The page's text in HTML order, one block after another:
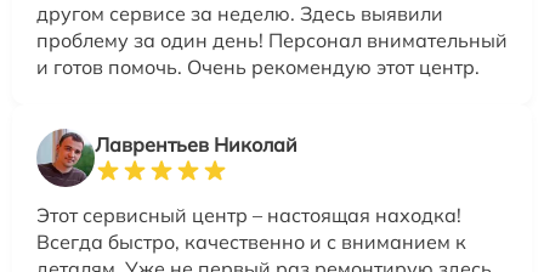
другом сервисе за неделю. Здесь выявили
проблему за один день! Персонал внимательный
и готов помочь. Очень рекомендую этот центр.
Лаврентьев Николай
Этот сервисный центр – настоящая находка!
Всегда быстро, качественно и с вниманием к